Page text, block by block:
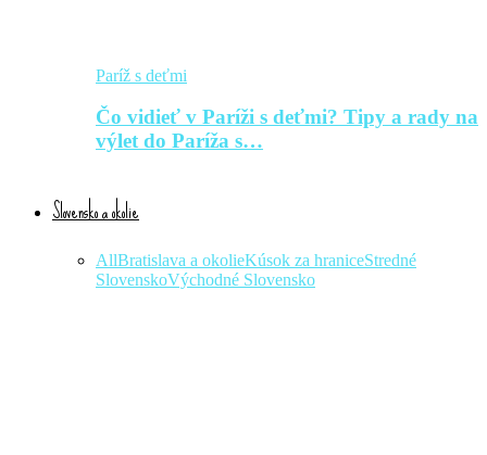
Paríž s deťmi
Čo vidieť v Paríži s deťmi? Tipy a rady na
výlet do Paríža s…
Slovensko a okolie
AllBratislava a okolieKúsok za hraniceStredné
SlovenskoVýchodné Slovensko